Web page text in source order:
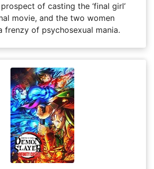
of casting the ‘final girl’
movie, and the two women
frenzy of psychosexual mania.